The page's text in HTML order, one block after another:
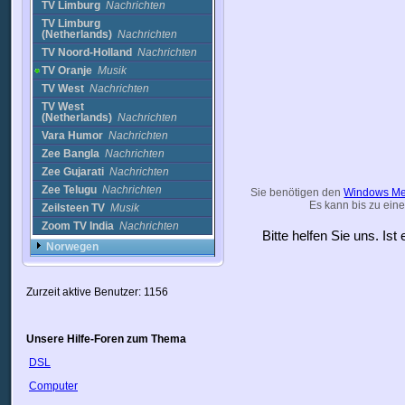
TV Limburg Nachrichten
TV Limburg
(Netherlands) Nachrichten
TV Noord-Holland
Nachrichten
TV Oranje Musik
TV West Nachrichten
TV West
(Netherlands) Nachrichten
Vara Humor Nachrichten
Zee Bangla Nachrichten
Zee Gujarati Nachrichten
Zee Telugu Nachrichten
Zeilsteen TV Musik
Zoom TV India Nachrichten
Norwegen
Pakistan
Peru
Portugal
Puerto Rico
Russland
Sie benötigen denWindows
Es kann bis zu
Bitte helfen Sie uns.
Zurzeit aktive Benutzer: 1156
Unsere Hilfe-Foren zum Thema
DSL
Computer